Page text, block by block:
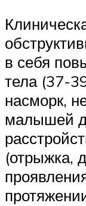
в себя
тела (37-
насморк,
малышей
(отрыжка,